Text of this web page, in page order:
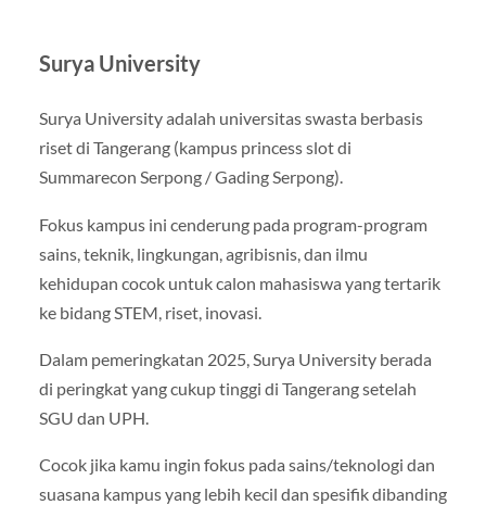
Surya University
Surya University adalah universitas swasta berbasis
riset di Tangerang (kampus princess slot di
Summarecon Serpong / Gading Serpong).
Fokus kampus ini cenderung pada program-program
sains, teknik, lingkungan, agribisnis, dan ilmu
kehidupan cocok untuk calon mahasiswa yang tertarik
ke bidang STEM, riset, inovasi.
Dalam pemeringkatan 2025, Surya University berada
di peringkat yang cukup tinggi di Tangerang setelah
SGU dan UPH.
Cocok jika kamu ingin fokus pada sains/teknologi dan
suasana kampus yang lebih kecil dan spesifik dibanding